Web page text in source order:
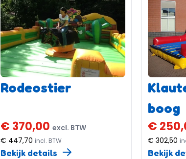
Rodeostier
€ 370,00 excl. BTW
€ 447,70 incl. BTW
Bekijk details
boog
€
€ 302,50
Bekijk